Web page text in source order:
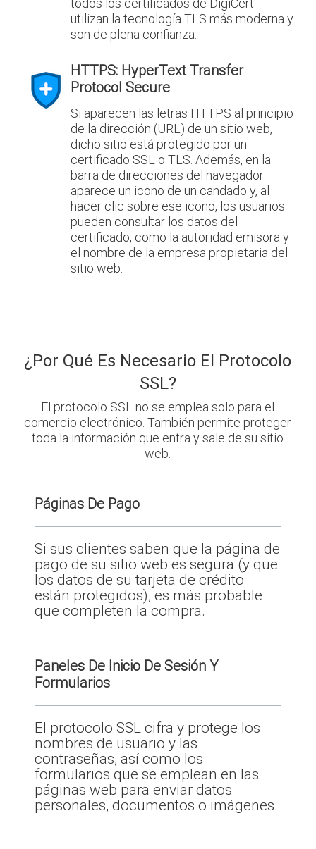
utilizan la tecnología TLS más moderna y
son de plena confianza.
HTTPS: HyperText Transfer
Protocol Secure
Si aparecen las letras HTTPS al principio
de la dirección (URL) de un sitio web,
dicho sitio está protegido por un
certificado SSL o TLS. Además, en la
barra de direcciones del navegador
aparece un icono de un candado y, al
hacer clic sobre ese icono, los usuarios
pueden consultar los datos del
certificado, como la autoridad emisora y
el nombre de la empresa propietaria del
sitio web.
¿Por Qué Es Necesario El Protocolo
SSL?
El protocolo SSL no se emplea solo para el
comercio electrónico. También permite proteger
toda la información que entra y sale de su sitio
web.
Páginas De Pago
Si sus clientes saben que la página de
pago de su sitio web es segura (y que
los datos de su tarjeta de crédito
están protegidos), es más probable
que completen la compra.
Paneles De Inicio De Sesión Y
Formularios
El protocolo SSL cifra y protege los
nombres de usuario y las
contraseñas, así como los
formularios que se emplean en las
páginas web para enviar datos
personales, documentos o imágenes.